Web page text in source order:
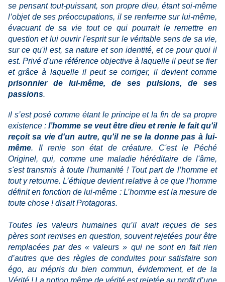
se pensant tout-puissant, son propre dieu, étant soi-même
l’objet de ses préoccupations, il se renferme sur lui-même,
évacuant de sa vie tout ce qui pourrait le remettre en
question et lui ouvrir l'esprit sur le véritable sens de sa vie,
sur ce qu'il est, sa nature et son identité, et ce pour quoi il
est. Privé d'une référence objective à laquelle il peut se fier
et grâce à laquelle il peut se corriger, il devient comme
prisonnier de lui-même, de ses pulsions, de ses
passions.
Il s’est posé comme étant le principe et la fin de sa propre
existence :l’homme se veut être dieu et renie le fait qu'il
reçoit sa vie d'un autre, qu'il ne se la donne pas à lui-
même. Il renie son état de créature. C'est le Péché
Originel, qui, comme une maladie héréditaire de l'âme,
s'est transmis à toute l'humanité ! Tout part de l’homme et
tout y retourne. L’éthique devient relative à ce que l’homme
définit en fonction de lui-même : L’homme est la mesure de
toute chose ! disait Protagoras.
Toutes les valeurs humaines qu’il avait reçues de ses
pères sont remises en question, souvent rejetées pour être
remplacées par des « valeurs » qui ne sont en fait rien
d’autres que des règles de conduites pour satisfaire son
égo, au mépris du bien commun, évidemment, et de la